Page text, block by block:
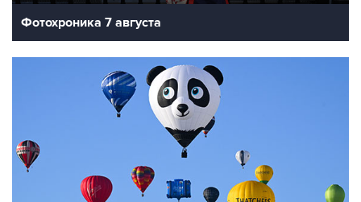
Фотохроника 7 августа